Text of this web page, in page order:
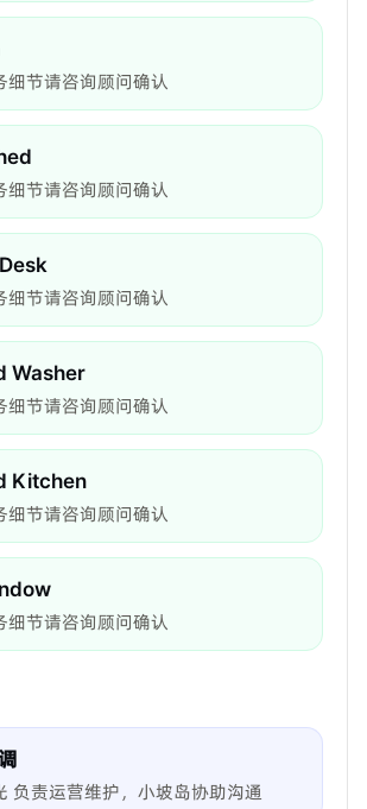
细节请咨询顾问确认
细节请咨询顾问确认
细节请咨询顾问确认
Washer
细节请咨询顾问确认
Kitchen
细节请咨询顾问确认
细节请咨询顾问确认
负责运营维护，小坡岛协助沟通